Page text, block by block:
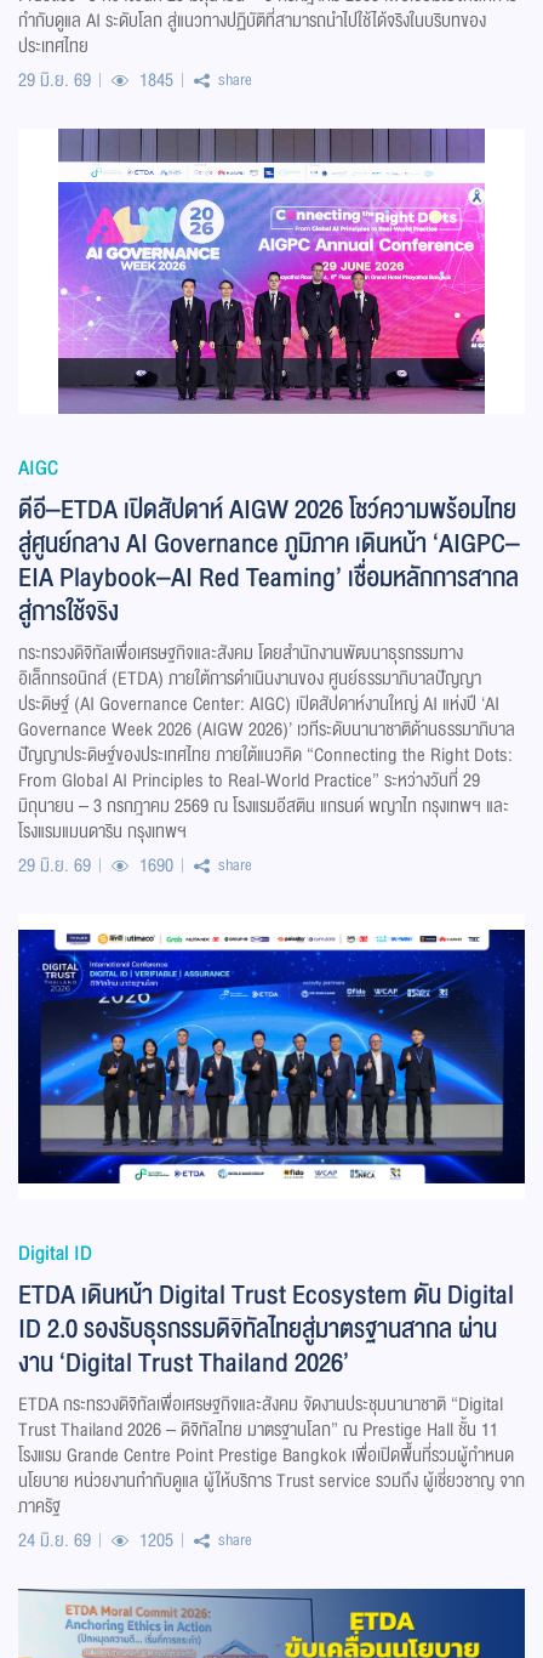
กำกับดูแล AI ระดับโลก สู่แนวทางปฏิบัติที่สามารถนำไปใช้ได้จริงในบริบทของ
ประเทศไทย
29 มิ.ย. 69
1845 share
AIGC
ดีอี–ETDA เปิดสัปดาห์ AIGW 2026 โชว์ความพร้อมไทย
สู่ศูนย์กลาง AI Governance ภูมิภาค เดินหน้า ‘AIGPC–
EIA Playbook–AI Red Teaming’ เชื่อมหลักการสากล
สู่การใช้จริง
กระทรวงดิจิทัลเพื่อเศรษฐกิจและสังคม โดยสำนักงานพัฒนาธุรกรรมทาง
อิเล็กทรอนิกส์ (ETDA) ภายใต้การดำเนินงานของ ศูนย์ธรรมาภิบาลปัญญา
ประดิษฐ์ (AI Governance Center: AIGC) เปิดสัปดาห์งานใหญ่ AI แห่งปี ‘AI
Governance Week 2026 (AIGW 2026)’ เวทีระดับนานาชาติด้านธรรมาภิบาล
ปัญญาประดิษฐ์ของประเทศไทย ภายใต้แนวคิด “Connecting the Right Dots:
From Global AI Principles to Real-World Practice” ระหว่างวันที่ 29
มิถุนายน – 3 กรกฎาคม 2569 ณ โรงแรมอีสติน แกรนด์ พญาไท กรุงเทพฯ และ
โรงแรมแมนดาริน กรุงเทพฯ
29 มิ.ย. 69
1690 share
Digital ID
ETDA เดินหน้า Digital Trust Ecosystem ดัน Digital
ID 2.0 รองรับธุรกรรมดิจิทัลไทยสู่มาตรฐานสากล ผ่าน
งาน ‘Digital Trust Thailand 2026’
ETDA กระทรวงดิจิทัลเพื่อเศรษฐกิจและสังคม จัดงานประชุมนานาชาติ “Digital
Trust Thailand 2026 – ดิจิทัลไทย มาตรฐานโลก” ณ Prestige Hall ชั้น 11
โรงแรม Grande Centre Point Prestige Bangkok เพื่อเปิดพื้นที่รวมผู้กำหนด
นโยบาย หน่วยงานกำกับดูแล ผู้ให้บริการ Trust service รวมถึง ผู้เชี่ยวชาญ จาก
ภาครัฐ
24 มิ.ย. 69
1205 share